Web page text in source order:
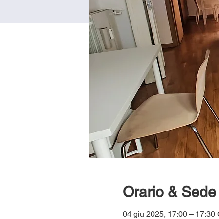
Orario & Sede
04 giu 2025, 17:00 – 17:30